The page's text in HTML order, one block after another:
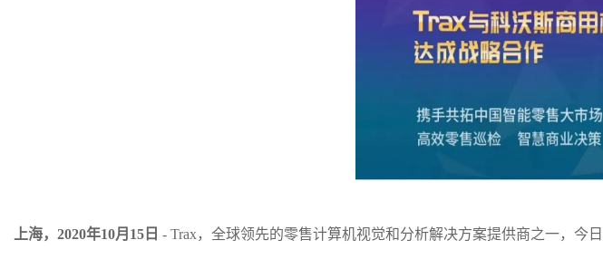
上海，2020年10月15日 - Trax，全球领先的零售计算机视觉和分析解决方案提供商之一，今